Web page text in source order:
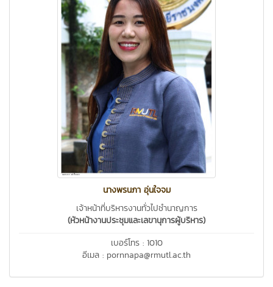
นางพรนภา อุ่นใจจม
เจ้าหน้าที่บริหารงานทั่วไปชำนาญการ
(หัวหน้างานประชุมและเลขานุการผู้บริหาร)
เบอร์โทร : 1010
อีเมล : pornnapa@rmutl.ac.th